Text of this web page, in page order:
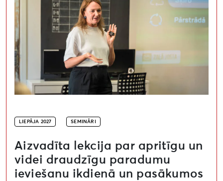
LIEPĀJA 2027 SEMINĀRI
Aizvadīta lekcija par apritīgu un
videi draudzīgu paradumu
ieviešanu ikdienā un pasākumos